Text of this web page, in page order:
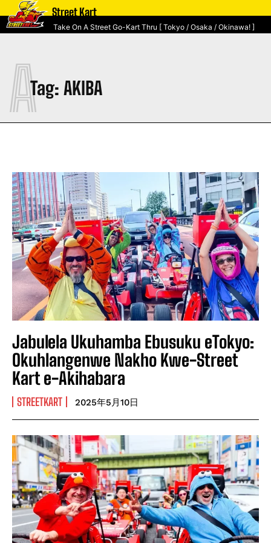
Street Kart
Take On A Street Go-Kart Thru [ Tokyo / Osaka / Okinawa! ]
Tag: AKIBA
A
Jabulela Ukuhamba Ebusuku eTokyo:
Okuhlangenwe Nakho Kwe-Street
Kart e-Akihabara
STREETKART 2025年5月10日